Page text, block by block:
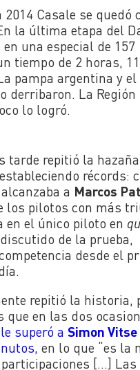
Casale se quedó
la última etapa del
una especial de 157
tiempo de 2 horas,
pampa argentina y
derribaron. La Región
lo logró.
tarde repitió la
récords:
a Marcos
los pilotos con más
en el único piloto en
de la prueba,
desde el
repitió la historia,
en las dos
superó a Simon Vitse
en lo que “es la
[…] Las